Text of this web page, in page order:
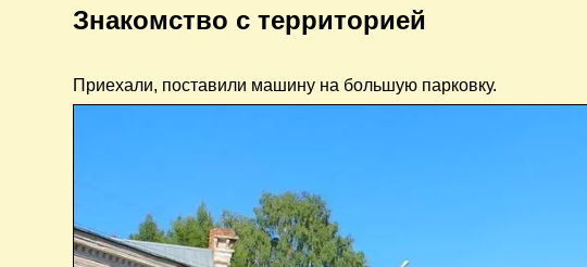
Знакомство с территорией
Приехали, поставили машину на большую парковку.